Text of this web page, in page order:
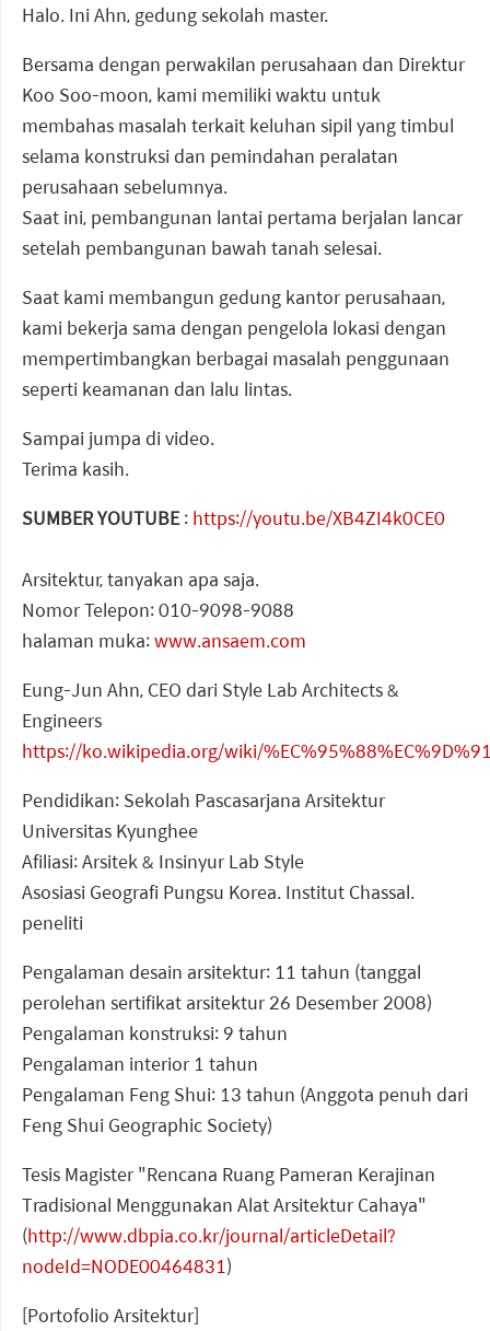
Halo. Ini Ahn, gedung sekolah master.
Bersama dengan perwakilan perusahaan dan Direktur
Koo Soo-moon, kami memiliki waktu untuk
membahas masalah terkait keluhan sipil yang timbul
selama konstruksi dan pemindahan peralatan
perusahaan sebelumnya.
Saat ini, pembangunan lantai pertama berjalan lancar
setelah pembangunan bawah tanah selesai.
Saat kami membangun gedung kantor perusahaan,
kami bekerja sama dengan pengelola lokasi dengan
mempertimbangkan berbagai masalah penggunaan
seperti keamanan dan lalu lintas.
Sampai jumpa di video.
Terima kasih.
SUMBER YOUTUBE: https://youtu.be/XB4ZI4k0CE0
Arsitektur, tanyakan apa saja.
Nomor Telepon: 010-9098-9088
halaman muka:www.ansaem.com
Eung-Jun Ahn, CEO dari Style Lab Architects &
Engineers
https://ko.wikipedia.org/wiki/
Pendidikan: Sekolah Pascasarjana Arsitektur
Universitas Kyunghee
Afiliasi: Arsitek & Insinyur Lab Style
Asosiasi Geografi Pungsu Korea. Institut Chassal.
peneliti
Pengalaman desain arsitektur: 11 tahun (tanggal
perolehan sertifikat arsitektur 26 Desember 2008)
Pengalaman konstruksi: 9 tahun
Pengalaman interior 1 tahun
Pengalaman Feng Shui: 13 tahun (Anggota penuh dari
Feng Shui Geographic Society)
Tesis Magister "Rencana Ruang Pameran Kerajinan
Tradisional Menggunakan Alat Arsitektur Cahaya"
(http://www.dbpia.co.kr/journal/articleDetail?
nodeId=NODE00464831)
[Portofolio Arsitektur]